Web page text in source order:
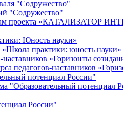
"Содружество"
"Содружество"
проекта «КАТАЛИЗАТОР
Юность науки»
практики: юность науки»
«Горизонты
педагогов-наставников
потенциал России"
"Образовательный потенциал
России"